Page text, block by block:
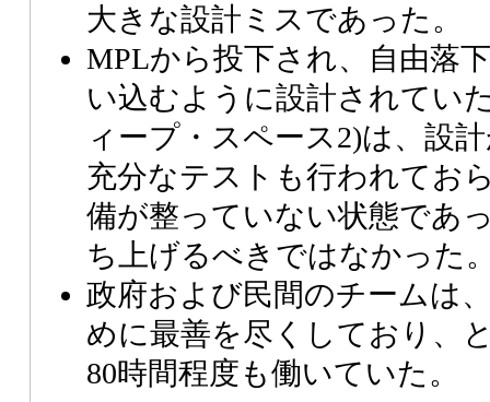
大きな設計ミスであった。
MPLから投下され、自由落
い込むように設計されてい
ィープ・スペース2)は、設
充分なテストも行われてお
備が整っていない状態であ
ち上げるべきではなかった
政府および民間のチームは
めに最善を尽くしており、
80時間程度も働いていた。